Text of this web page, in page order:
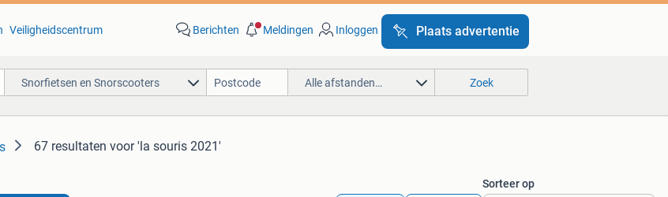
Veiligheidscentrum Berichten Meldingen Inloggen Plaats advertentie
Snorfietsen en Snorscooters Alle afstanden… Zoek
67 resultaten voor 'la souris 2021'
Sorteer op